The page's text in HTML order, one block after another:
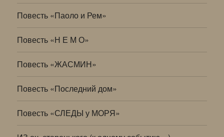
Повесть «Паоло и Рем»
Повесть «Н Е М О»
Повесть «ЖАСМИН»
Повесть «Последний дом»
Повесть «СЛЕДЫ у МОРЯ»